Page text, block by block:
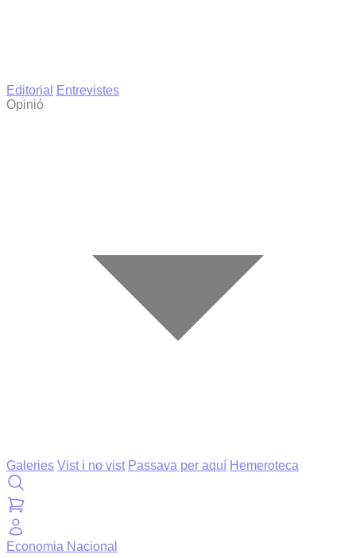
Editorial
Entrevistes
Opinió
Galeries Vist i no vist Passava per aquí Hemeroteca
Economia Nacional